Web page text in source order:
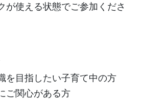
が使える状態でご参加くださ
を目指したい子育て中の方
ご関心がある方